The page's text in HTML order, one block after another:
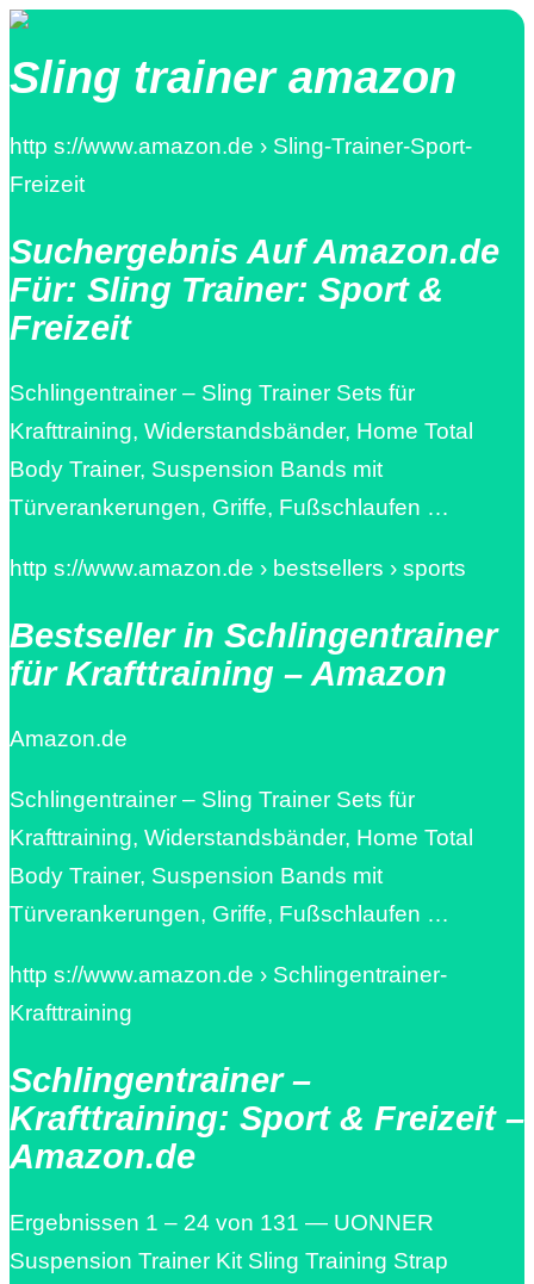
Sling trainer amazon
http s://www.amazon.de › Sling-Trainer-Sport-
Freizeit
Suchergebnis Auf Amazon.de
Für: Sling Trainer: Sport &
Freizeit
Schlingentrainer – Sling Trainer Sets für
Krafttraining, Widerstandsbänder, Home Total
Body Trainer, Suspension Bands mit
Türverankerungen, Griffe, Fußschlaufen …
http s://www.amazon.de › bestsellers › sports
Bestseller in Schlingentrainer
für Krafttraining – Amazon
Amazon.de
Schlingentrainer – Sling Trainer Sets für
Krafttraining, Widerstandsbänder, Home Total
Body Trainer, Suspension Bands mit
Türverankerungen, Griffe, Fußschlaufen …
http s://www.amazon.de › Schlingentrainer-
Krafttraining
Schlingentrainer –
Krafttraining: Sport & Freizeit –
Amazon.de
Ergebnissen 1 – 24 von 131 — UONNER
Suspension Trainer Kit Sling Training Strap